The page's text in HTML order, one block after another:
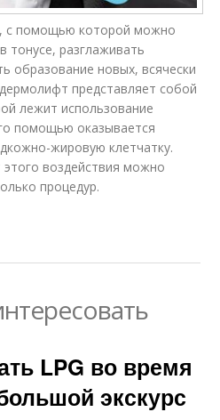
с помощью которой можно
тонусе, разглаживать
образование новых, всячески
представляет собой
лежит использование
помощью оказывается
жировую клетчатку.
воздействия можно
процедур.
LPG во время
экскурс